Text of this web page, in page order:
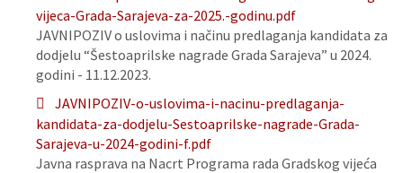
vijeca-Grada-Sarajeva-za-2025.-godinu.pdf
JAVNIPOZIV o uslovima i načinu predlaganja kandidata za
dodjelu “Šestoaprilske nagrade Grada Sarajeva” u 2024.
godini - 11.12.2023.
JAVNIPOZIV-o-uslovima-i-nacinu-predlaganja-
kandidata-za-dodjelu-Sestoaprilske-nagrade-Grada-
Sarajeva-u-2024-godini-f.pdf
Javna rasprava na Nacrt Programa rada Gradskog vijeća